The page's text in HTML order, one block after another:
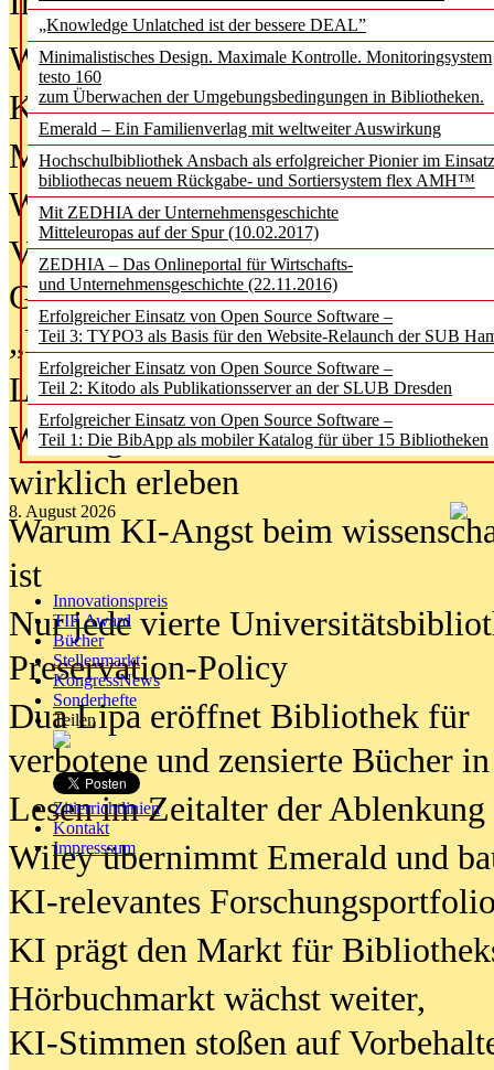
„Knowledge Unlatched ist der bessere DEAL”
Minimalistisches Design. Maximale Kontrolle. Monitoringsystem
testo 160
zum Überwachen der Umgebungsbedingungen in Bibliotheken.
Emerald – Ein Familienverlag mit weltweiter Auswirkung
Hochschulbibliothek Ansbach als erfolgreicher Pionier im
bibliothecas neuem Rückgabe- und Sortiersystem flex AMH™
Mit ZEDHIA der Unternehmensgeschichte
Mitteleuropas auf der Spur (10.02.2017)
ZEDHIA – Das Onlineportal für Wirtschafts-
und Unternehmensgeschichte (22.11.2016)
Erfolgreicher Einsatz von Open Source Software –
Teil 3: TYPO3 als Basis für den Website-Relaunch der SUB
Erfolgreicher Einsatz von Open Source Software –
Teil 2: Kitodo als Publikationsserver an der SLUB Dresden
Erfolgreicher Einsatz von Open Source Software –
Teil 1: Die BibApp als mobiler Katalog für über 15 Bibliotheken
8. August 2026
Innovationspreis
TIP Award
Bücher
Stellenmarkt
KongressNews
Sonderhefte
Teilen
Zitierrichtlinien
Kontakt
Impresssum
Was Hochschul­bibliotheken von
Kinder in der digitalen Welt
Metadaten als Infrastruktur
Wenn Bots katalogisieren
Von Abschlusskleidern bis
Geisterjagd-Ausrüstung in der
„Library of Things“ unterwegs
Lesen als Infrastrukturaufgabe
Wie Jugendliche Social Media
wirklich erleben
Warum KI-Angst beim
ist
Nur jede vierte
Preservation-Policy
Dua Lipa eröffnet Bibliothek für
verbotene und zensierte Bücher
Lesen im Zeitalter der Ablenkung
Wiley übernimmt Emerald und
KI-relevantes
KI prägt den Markt für
Hörbuchmarkt wächst weiter,
KI-Stimmen stoßen auf